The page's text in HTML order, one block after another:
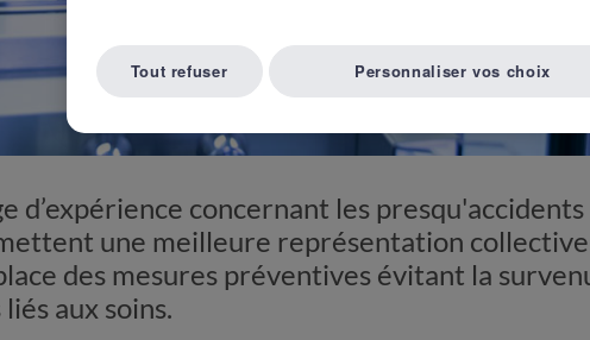
d’expérience concernant les
une meilleure représentation
des mesures préventives évitant la
aux soins.
Tout refuser Personnaliser vos choix